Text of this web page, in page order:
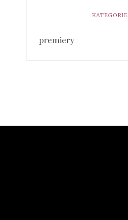
KATEGORIE
premiery